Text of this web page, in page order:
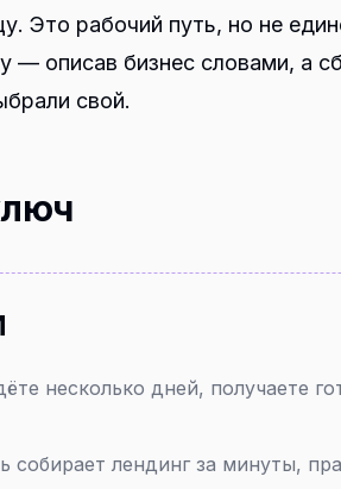
Это рабочий путь, но не
— описав бизнес словами, а
свой.
несколько дней, получаете
лендинг за минуты,